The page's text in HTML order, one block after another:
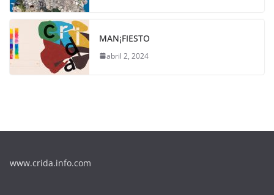
MAN¡FIESTO
abril 2, 2024
www.crida.info.com